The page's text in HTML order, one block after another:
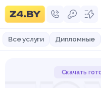
Все услуги Дипломные
Скачать